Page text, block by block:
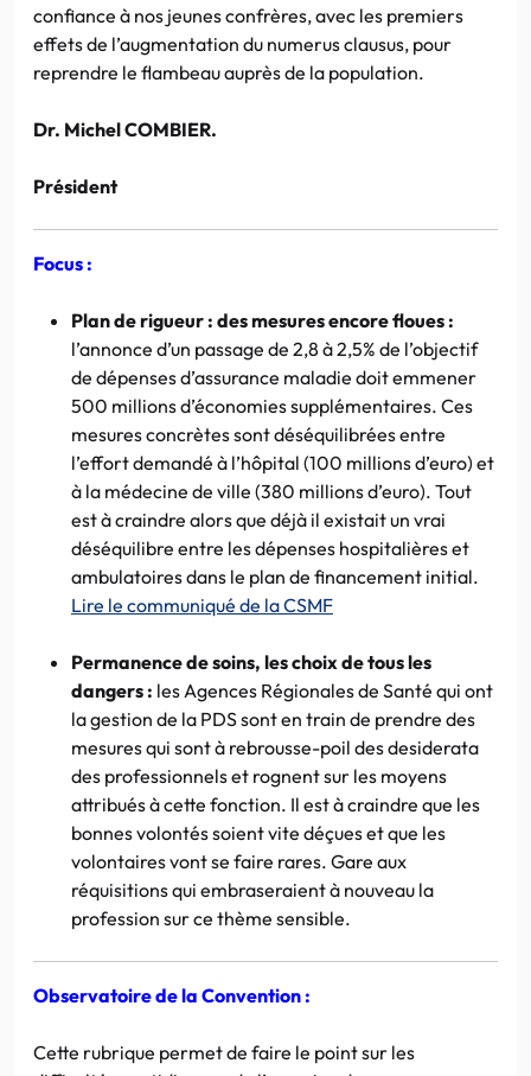
confiance à nos jeunes confrères, avec les premiers
effets de l’augmentation du numerus clausus, pour
reprendre le flambeau auprès de la population.
Dr. Michel COMBIER.
Président
Focus :
Plan de rigueur : des mesures encore floues :
l’annonce d’un passage de 2,8 à 2,5% de l’objectif
de dépenses d’assurance maladie doit emmener
500 millions d’économies supplémentaires. Ces
mesures concrètes sont déséquilibrées entre
l’effort demandé à l’hôpital (100 millions d’euro) et
à la médecine de ville (380 millions d’euro). Tout
est à craindre alors que déjà il existait un vrai
déséquilibre entre les dépenses hospitalières et
ambulatoires dans le plan de financement initial.
Lire le communiqué de la CSMF
Permanence de soins, les choix de tous les
dangers : les Agences Régionales de Santé qui ont
la gestion de la PDS sont en train de prendre des
mesures qui sont à rebrousse-poil des desiderata
des professionnels et rognent sur les moyens
attribués à cette fonction. Il est à craindre que les
bonnes volontés soient vite déçues et que les
volontaires vont se faire rares. Gare aux
réquisitions qui embraseraient à nouveau la
profession sur ce thème sensible.
Observatoire de la Convention :
Cette rubrique permet de faire le point sur les